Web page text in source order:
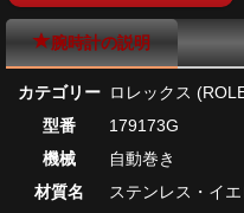
腕時計の説明
カテゴリー ロレックス
型番
179173G
機械
自動巻き
材質名
ステンレス・イ